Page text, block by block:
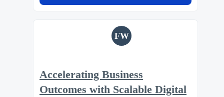
FW
Accelerating Business
Outcomes with Scalable Digital